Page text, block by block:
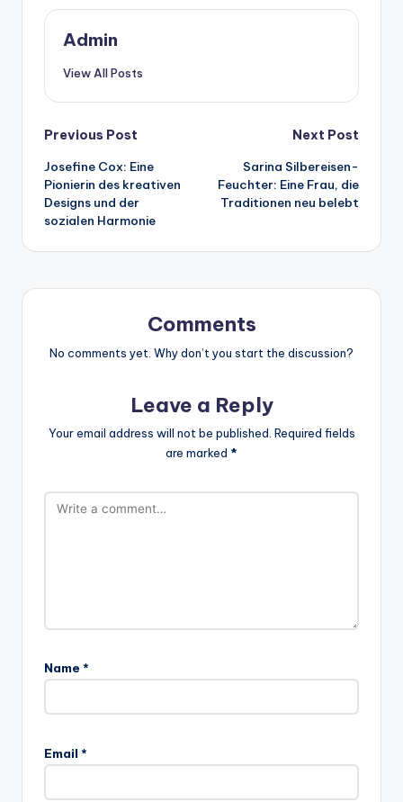
Admin
View All Posts
Post
navigation
Previous Post
Josefine Cox: Eine
Pionierin des kreativen
Designs und der
sozialen Harmonie
Next Post
Sarina Silbereisen-
Feuchter: Eine Frau, die
Traditionen neu belebt
Comments
No comments yet. Why don’t you start the discussion?
Leave a Reply
Your email address will not be published. Required fields
are marked *
Name *
Email *